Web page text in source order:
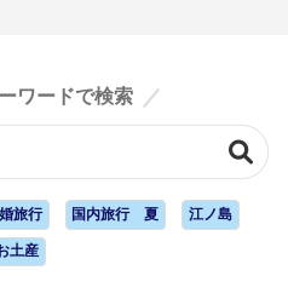
ワードで検索
旅行 国内旅行 夏 江ノ島
土産